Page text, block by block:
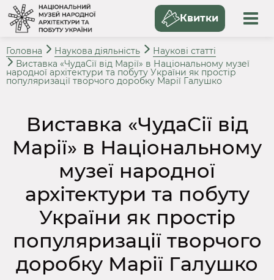
Квитки
Головна Наукова діяльність
Наукові статті
Виставка «ЧудаСії від Марії» в Національному музеї
народної архітектури та побуту України як простір
популяризації творчого доробку Марії Галушко
Виставка «ЧудаСії від
Марії» в Національному
музеї народної
архітектури та побуту
України як простір
популяризації творчого
доробку Марії Галушко